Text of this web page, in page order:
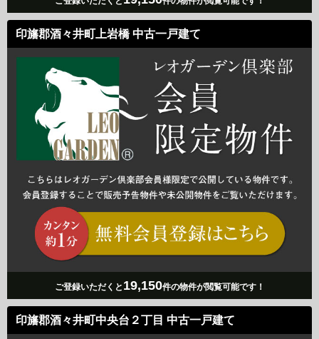
印旛郡酒々井町上岩橋 中古一戸建て
ご登録いただくと 19,150件の物件が閲覧可能です！
印旛郡酒々井町中央台２丁目 中古一戸建て